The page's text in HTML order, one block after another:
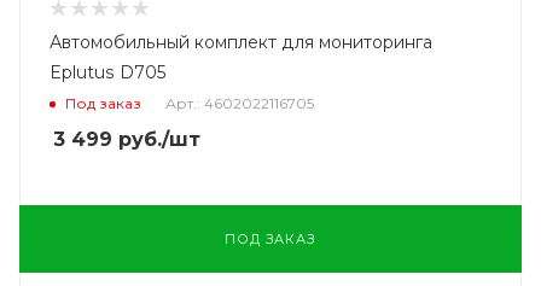
Автомобильный комплект для мониторинга
Eplutus D705
Под заказ Арт.: 4602022116705
3 499 руб./шт
ПОД ЗАКАЗ